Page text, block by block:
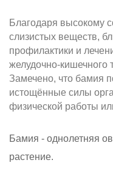
Благодаря высокому
слизистых веществ,
профилактики и
желудочно-кишечного
Замечено, что бамия
истощённые силы
физической работы
Бамия - однолетняя
растение.